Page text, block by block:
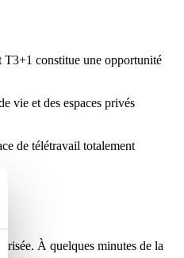
constitue une opportunité
vie et des espaces privés
de télétravail totalement
À quelques minutes de la